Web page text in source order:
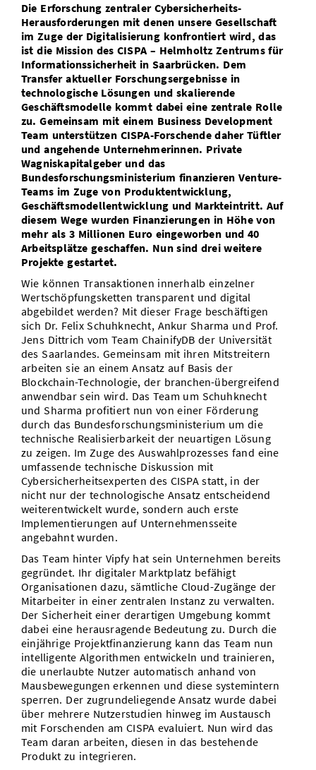
Vom Studium in den Beruf
Study Scheduler
Bibliothek
Open Science/Open Access
Start-ups
IT-Themenabend
Ranking
Zahlen & Fakten
Preise, Auszeichnungen und Förderungen
Kontakt
SIC Merchandise
SIC Podcast
Anfahrt
AnsprechpartnerInnen, Personen, Forschungsgruppen
Termine, Vorträge und Veranstaltungen
Alumni
Die Erforschung zentraler Cybersicherheits-
Herausforderungen mit denen unsere Gesellschaft
im Zuge der Digitalisierung konfrontiert wird, das
ist die Mission des CISPA – Helmholtz Zentrums für
Informationssicherheit in Saarbrücken. Dem
Transfer aktueller Forschungsergebnisse in
technologische Lösungen und skalierende
Geschäftsmodelle kommt dabei eine zentrale Rolle
zu. Gemeinsam mit einem Business Development
Team unterstützen CISPA-Forschende daher Tüftler
und angehende Unternehmerinnen. Private
Wagniskapitalgeber und das
Bundesforschungsministerium finanzieren Venture-
Teams im Zuge von Produktentwicklung,
Geschäftsmodellentwicklung und Markteintritt. Auf
diesem Wege wurden Finanzierungen in Höhe von
mehr als 3 Millionen Euro eingeworben und 40
Arbeitsplätze geschaffen. Nun sind drei weitere
Projekte gestartet.
Wie können Transaktionen innerhalb einzelner
Wertschöpfungsketten transparent und digital
abgebildet werden? Mit dieser Frage beschäftigen
sich Dr. Felix Schuhknecht, Ankur Sharma und Prof.
Jens Dittrich vom Team ChainifyDB der Universität
des Saarlandes. Gemeinsam mit ihren Mitstreitern
arbeiten sie an einem Ansatz auf Basis der
Blockchain-Technologie, der branchen-übergreifend
anwendbar sein wird. Das Team um Schuhknecht
und Sharma profitiert nun von einer Förderung
durch das Bundesforschungsministerium um die
technische Realisierbarkeit der neuartigen Lösung
zu zeigen. Im Zuge des Auswahlprozesses fand eine
umfassende technische Diskussion mit
Cybersicherheitsexperten des CISPA statt, in der
nicht nur der technologische Ansatz entscheidend
weiterentwickelt wurde, sondern auch erste
Implementierungen auf Unternehmensseite
angebahnt wurden.
Das Team hinter Vipfy hat sein Unternehmen bereits
gegründet. Ihr digitaler Marktplatz befähigt
Organisationen dazu, sämtliche Cloud-Zugänge der
Mitarbeiter in einer zentralen Instanz zu verwalten.
Der Sicherheit einer derartigen Umgebung kommt
dabei eine herausragende Bedeutung zu. Durch die
einjährige Projektfinanzierung kann das Team nun
intelligente Algorithmen entwickeln und trainieren,
die unerlaubte Nutzer automatisch anhand von
Mausbewegungen erkennen und diese systemintern
sperren. Der zugrundeliegende Ansatz wurde dabei
über mehrere Nutzerstudien hinweg im Austausch
mit Forschenden am CISPA evaluiert. Nun wird das
Team daran arbeiten, diesen in das bestehende
Produkt zu integrieren.